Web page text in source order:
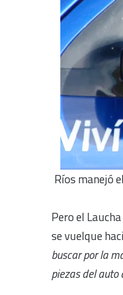
Ríos manejó
Pero el
se vuelque
buscar por la
piezas del auto